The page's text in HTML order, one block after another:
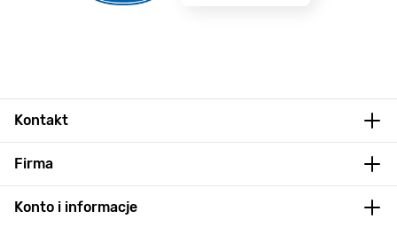
Kontakt
Firma
Konto i informacje